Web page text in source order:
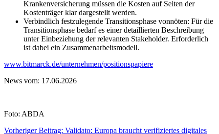
Krankenversicherung müssen die Kosten auf Seiten der
Kostenträger klar dargestellt werden.
Verbindlich festzulegende Transitionsphase vonnöten: Für die
Transitionsphase bedarf es einer detaillierten Beschreibung
unter Einbeziehung der relevanten Stakeholder. Erforderlich
ist dabei ein Zusammenarbeitsmodell.
www.bitmarck.de/unternehmen/positionspapiere
News vom: 17.06.2026
Foto: ABDA
Vorheriger Beitrag: Validato: Europa braucht verifiziertes digitales